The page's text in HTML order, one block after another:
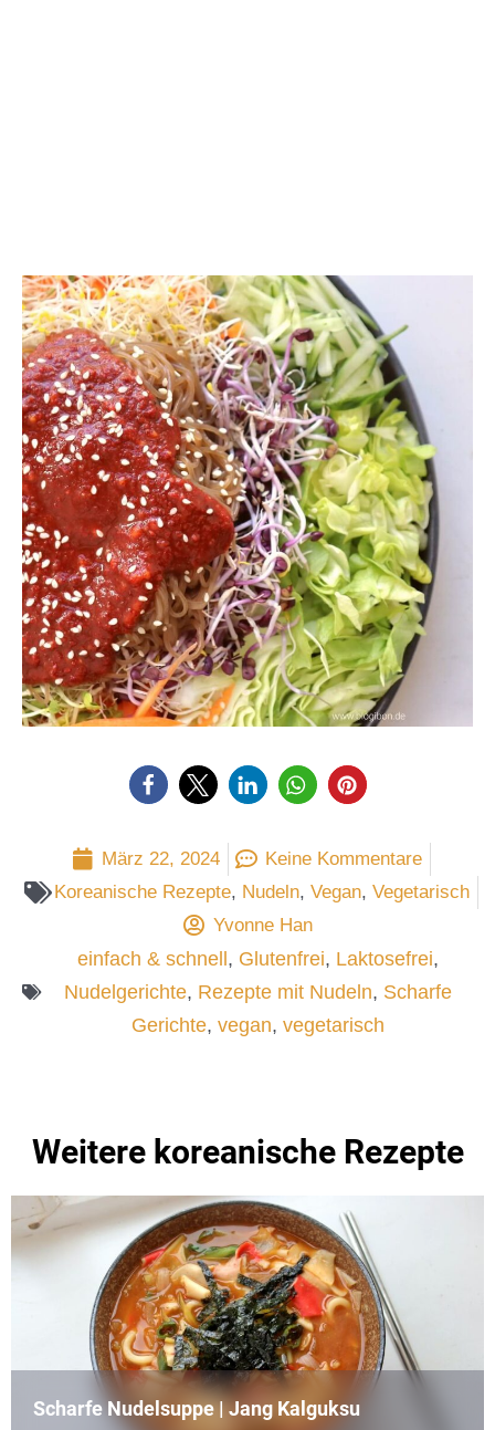
März 22, 2024
Keine Kommentare
Koreanische Rezepte, Nudeln, Vegan, Vegetarisch
Yvonne Han
einfach & schnell, Glutenfrei, Laktosefrei,
Nudelgerichte, Rezepte mit Nudeln, Scharfe
Gerichte, vegan, vegetarisch
Weitere koreanische Rezepte
Scharfe Nudelsuppe | Jang Kalguksu